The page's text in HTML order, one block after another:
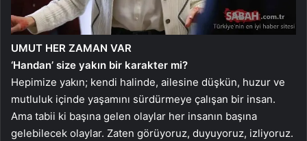
UMUT HER ZAMAN VAR
‘Handan’ size yakın bir karakter mi?
Hepimize yakın; kendi halinde, ailesine düşkün, huzur ve
mutluluk içinde yaşamını sürdürmeye çalışan bir insan.
Ama tabii ki başına gelen olaylar her insanın başına
gelebilecek olaylar. Zaten görüyoruz, duyuyoruz, izliyoruz.